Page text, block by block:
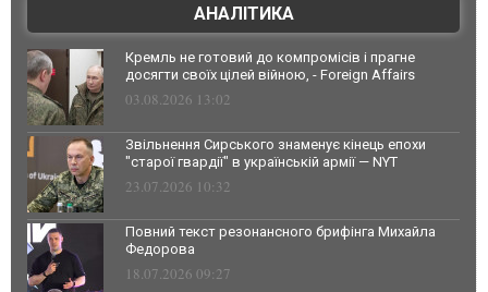
АНАЛІТИКА
Кремль не готовий до компромісів і прагне
досягти своїх цілей війною, - Foreign Affairs
03.08.2026 13:02
Звільнення Сирського знаменує кінець епохи
"старої гвардії" в українській армії — NYT
23.07.2026 10:32
Повний текст резонансного брифінга Михайла
Федорова
18.07.2026 09:27